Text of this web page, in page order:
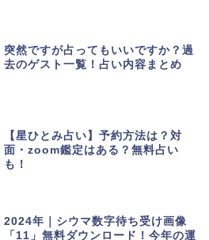
突然ですが占ってもいいですか？過
去のゲスト一覧！占い内容まとめ
【星ひとみ占い】予約方法は？対
面・zoom鑑定はある？無料占い
も！
2024年｜シウマ数字待ち受け画像
「11」無料ダウンロード！今年の運